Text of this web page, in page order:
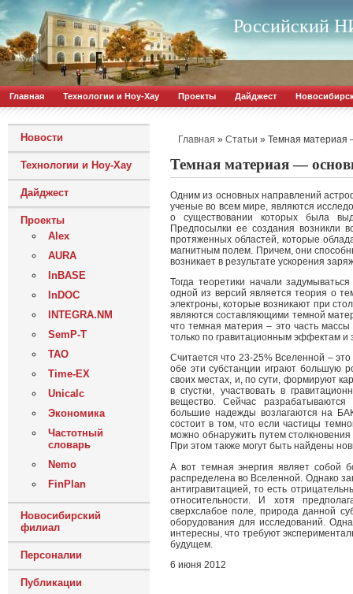
Российский
Главная Технологии и Ноу-Хау Проекты Дайджест
Новости
Технологии и Ноу-Хау
Дайджест
Проекты
Alex
AURA
InBASE
InDOC
INTEGRA.NM
SemP-T
ТАО
Time-EX
Unicalc
Экономика
Частотный
словарь
Nemo
FinPlan
Новосибирский
филиал
Персоналии
Публикации
Главная » Статьи » Темная материая
Темная материая —
Одним из основных направлений
ученые во всем мире, являются
о существовании которых была
Предпосылки ее создания возникли
протяженных областей, которые
магнитным полем. Причем, они
возникает в результате ускорения
Тогда теоретики начали
одной из версий является теория о
электроны, которые возникают при
являются составляющими темной
что темная материя – это часть
только по гравитационным эффектам и
Считается что 23-25% Вселенной –
обе эти субстанции играют большую
своих местах, и, по сути, формируют
в сгустки, участвовать в
вещество. Сейчас
большие надежды возлагаются на
состоит в том, что если частицы
можно обнаружить путем
При этом также могут быть найдены
А вот темная энергия являет собой
распределена во Вселенной. Однако
антигравитацией, то есть
относительности. И хотя
сверхслабое поле, природа данной
оборудования для исследований.
интересны, что требуют
будущем.
6 июня 2012